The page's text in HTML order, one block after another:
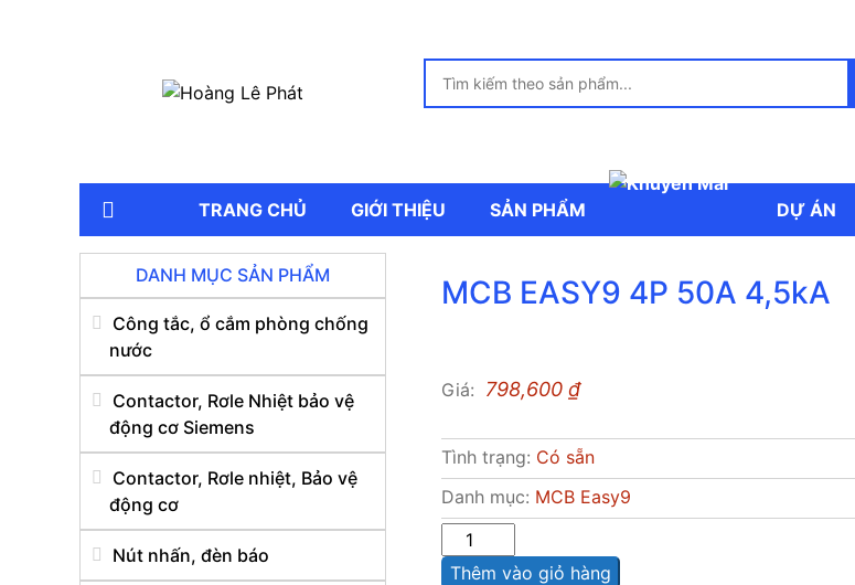
TRANG CHỦ GIỚI THIỆU SẢN PHẨM DỰ ÁN
DANH MỤC SẢN PHẨM
Công tắc, ổ cắm phòng chống
nước
Contactor, Rơle Nhiệt bảo vệ
động cơ Siemens
Contactor, Rơle nhiệt, Bảo vệ
động cơ
Nút nhấn, đèn báo
MCB EASY9 4P 50A 4,5kA
Giá: 798,600 ₫
Tình trạng: Có sẵn
Danh mục: MCB Easy9
lượng
Thêm vào giỏ hàng